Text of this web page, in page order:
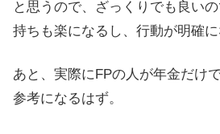
と思うので、ざっくりでも良い
持ちも楽になるし、行動が明確に
あと、実際にFPの人が年金だけ
参考になるはず。